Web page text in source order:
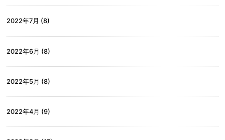
2022年7月 (8)
2022年6月 (8)
2022年5月 (8)
2022年4月 (9)